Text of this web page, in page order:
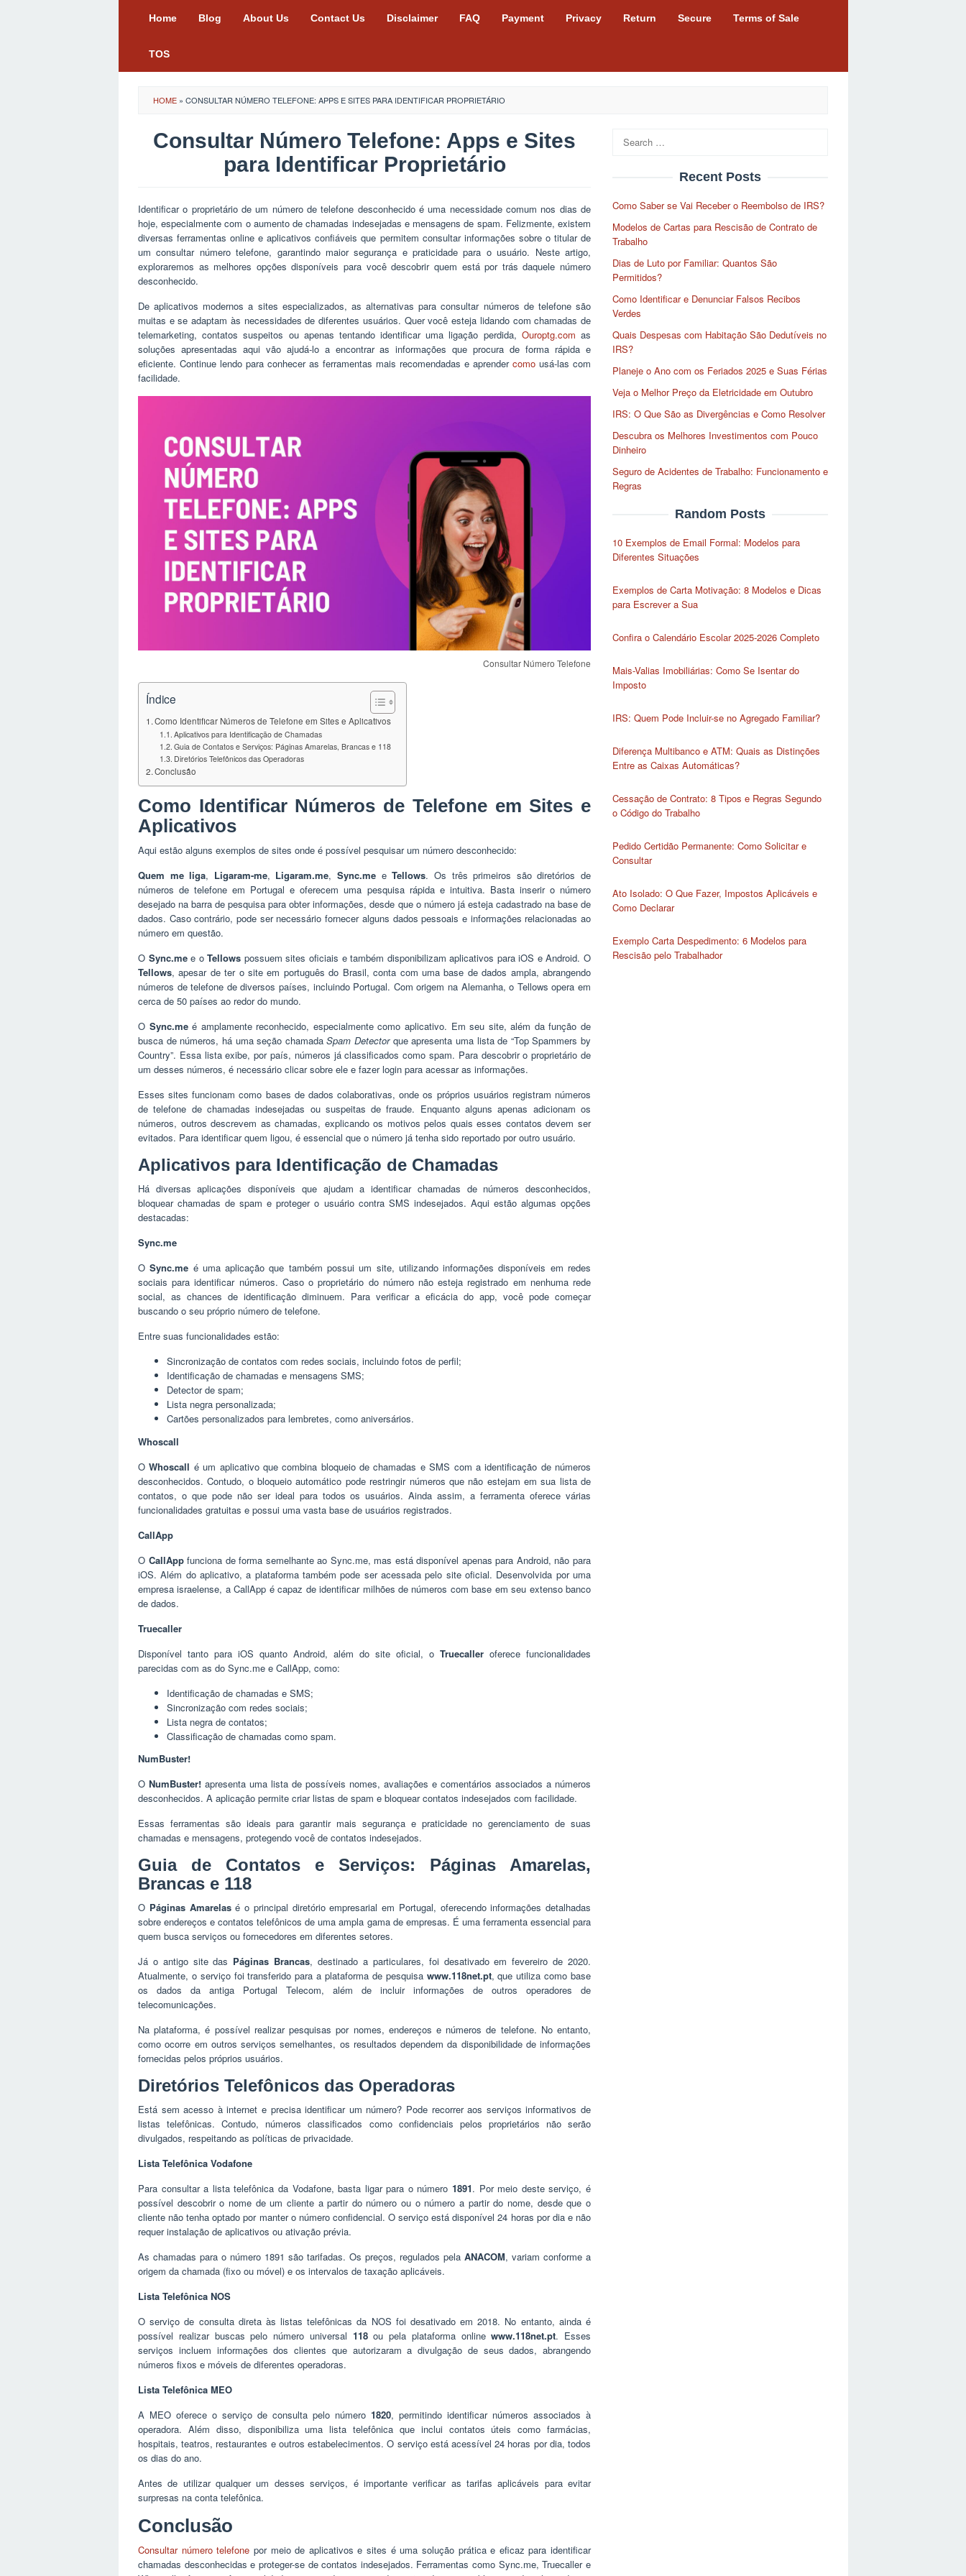
Home Blog About Us Contact Us Disclaimer FAQ Payment Privacy Return Secure Terms of Sale
TOS
HOME » CONSULTAR NÚMERO TELEFONE: APPS E SITES PARA IDENTIFICAR PROPRIETÁRIO
Consultar Número Telefone: Apps e Sites
para Identificar Proprietário
Identificar o proprietário de um número de telefone desconhecido é uma necessidade comum nos dias de
hoje, especialmente com o aumento de chamadas indesejadas e mensagens de spam. Felizmente, existem
diversas ferramentas online e aplicativos confiáveis que permitem consultar informações sobre o titular de
um consultar número telefone, garantindo maior segurança e praticidade para o usuário. Neste artigo,
exploraremos as melhores opções disponíveis para você descobrir quem está por trás daquele número
desconhecido.
De aplicativos modernos a sites especializados, as alternativas para consultar números de telefone são
muitas e se adaptam às necessidades de diferentes usuários. Quer você esteja lidando com chamadas de
telemarketing, contatos suspeitos ou apenas tentando identificar uma ligação perdida, Ouroptg.com as
soluções apresentadas aqui vão ajudá-lo a encontrar as informações que procura de forma rápida e
eficiente. Continue lendo para conhecer as ferramentas mais recomendadas e aprender como usá-las com
facilidade.
Consultar Número Telefone
Índice
Como Identificar Números de Telefone em Sites e Aplicativos
Aplicativos para Identificação de Chamadas
Guia de Contatos e Serviços: Páginas Amarelas, Brancas e 118
Diretórios Telefônicos das Operadoras
Conclusão
Como Identificar Números de Telefone em Sites e
Aplicativos
Aqui estão alguns exemplos de sites onde é possível pesquisar um número desconhecido:
Quem me liga, Ligaram-me, Ligaram.me,Sync.me eTellows. Os três primeiros são diretórios de
números de telefone em Portugal e oferecem uma pesquisa rápida e intuitiva. Basta inserir o número
desejado na barra de pesquisa para obter informações, desde que o número já esteja cadastrado na base de
dados. Caso contrário, pode ser necessário fornecer alguns dados pessoais e informações relacionadas ao
número em questão.
O Sync.mee oTellows possuem sites oficiais e também disponibilizam aplicativos para iOS e Android. O
Tellows, apesar de ter o site em português do Brasil, conta com uma base de dados ampla, abrangendo
números de telefone de diversos países, incluindo Portugal. Com origem na Alemanha, o Tellows opera em
cerca de 50 países ao redor do mundo.
O Sync.meé amplamente reconhecido, especialmente como aplicativo. Em seu site, além da função de
busca de números, há uma seção chamadaSpam Detectorque apresenta uma lista de “Top Spammers by
Country”. Essa lista exibe, por país, números já classificados como spam. Para descobrir o proprietário de
um desses números, é necessário clicar sobre ele e fazer login para acessar as informações.
Esses sites funcionam como bases de dados colaborativas, onde os próprios usuários registram números
de telefone de chamadas indesejadas ou suspeitas de fraude. Enquanto alguns apenas adicionam os
números, outros descrevem as chamadas, explicando os motivos pelos quais esses contatos devem ser
evitados. Para identificar quem ligou, é essencial que o número já tenha sido reportado por outro usuário.
Aplicativos para Identificação de Chamadas
Há diversas aplicações disponíveis que ajudam a identificar chamadas de números desconhecidos,
bloquear chamadas de spam e proteger o usuário contra SMS indesejados. Aqui estão algumas opções
destacadas:
Sync.me
OSync.me é uma aplicação que também possui um site, utilizando informações disponíveis em redes
sociais para identificar números. Caso o proprietário do número não esteja registrado em nenhuma rede
social, as chances de identificação diminuem. Para verificar a eficácia do app, você pode começar
buscando o seu próprio número de telefone.
Entre suas funcionalidades estão:
Sincronização de contatos com redes sociais, incluindo fotos de perfil;
Identificação de chamadas e mensagens SMS;
Detector de spam;
Lista negra personalizada;
Cartões personalizados para lembretes, como aniversários.
Whoscall
OWhoscall é um aplicativo que combina bloqueio de chamadas e SMS com a identificação de números
desconhecidos. Contudo, o bloqueio automático pode restringir números que não estejam em sua lista de
contatos, o que pode não ser ideal para todos os usuários. Ainda assim, a ferramenta oferece várias
funcionalidades gratuitas e possui uma vasta base de usuários registrados.
CallApp
O CallAppfunciona de forma semelhante ao Sync.me, mas está disponível apenas para Android, não para
iOS. Além do aplicativo, a plataforma também pode ser acessada pelo site oficial. Desenvolvida por uma
empresa israelense, a CallApp é capaz de identificar milhões de números com base em seu extenso banco
de dados.
Truecaller
Disponível tanto para iOS quanto Android, além do site oficial, o Truecaller oferece funcionalidades
parecidas com as do Sync.me e CallApp, como:
Identificação de chamadas e SMS;
Sincronização com redes sociais;
Lista negra de contatos;
Classificação de chamadas como spam.
NumBuster!
O NumBuster! apresenta uma lista de possíveis nomes, avaliações e comentários associados a números
desconhecidos. A aplicação permite criar listas de spam e bloquear contatos indesejados com facilidade.
Essas ferramentas são ideais para garantir mais segurança e praticidade no gerenciamento de suas
chamadas e mensagens, protegendo você de contatos indesejados.
Guia de Contatos e Serviços: Páginas Amarelas,
Brancas e 118
O Páginas Amarelasé o principal diretório empresarial em Portugal, oferecendo informações detalhadas
sobre endereços e contatos telefônicos de uma ampla gama de empresas. É uma ferramenta essencial para
quem busca serviços ou fornecedores em diferentes setores.
Já o antigo site das Páginas Brancas, destinado a particulares, foi desativado em fevereiro de 2020.
Atualmente, o serviço foi transferido para a plataforma de pesquisa www.118net.pt, que utiliza como base
os dados da antiga Portugal Telecom, além de incluir informações de outros operadores de
telecomunicações.
Na plataforma, é possível realizar pesquisas por nomes, endereços e números de telefone. No entanto,
como ocorre em outros serviços semelhantes, os resultados dependem da disponibilidade de informações
fornecidas pelos próprios usuários.
Diretórios Telefônicos das Operadoras
Está sem acesso à internet e precisa identificar um número? Pode recorrer aos serviços informativos de
listas telefônicas. Contudo, números classificados como confidenciais pelos proprietários não serão
divulgados, respeitando as políticas de privacidade.
Lista Telefônica Vodafone
Para consultar a lista telefônica da Vodafone, basta ligar para o número1891. Por meio deste serviço, é
possível descobrir o nome de um cliente a partir do número ou o número a partir do nome, desde que o
cliente não tenha optado por manter o número confidencial. O serviço está disponível 24 horas por dia e não
requer instalação de aplicativos ou ativação prévia.
As chamadas para o número 1891 são tarifadas. Os preços, regulados pela ANACOM, variam conforme a
origem da chamada (fixo ou móvel) e os intervalos de taxação aplicáveis.
Lista Telefônica NOS
O serviço de consulta direta às listas telefônicas da NOS foi desativado em 2018. No entanto, ainda é
possível realizar buscas pelo número universal 118ou pela plataforma onlinewww.118net.pt. Esses
serviços incluem informações dos clientes que autorizaram a divulgação de seus dados, abrangendo
números fixos e móveis de diferentes operadoras.
Lista Telefônica MEO
A MEO oferece o serviço de consulta pelo número 1820, permitindo identificar números associados à
operadora. Além disso, disponibiliza uma lista telefônica que inclui contatos úteis como farmácias,
hospitais, teatros, restaurantes e outros estabelecimentos. O serviço está acessível 24 horas por dia, todos
os dias do ano.
Antes de utilizar qualquer um desses serviços, é importante verificar as tarifas aplicáveis para evitar
surpresas na conta telefônica.
Conclusão
Consultar número telefone por meio de aplicativos e sites é uma solução prática e eficaz para identificar
chamadas desconhecidas e proteger-se de contatos indesejados. Ferramentas como Sync.me, Truecaller e
Search
for:
Recent Posts
Como Saber se Vai Receber o Reembolso de IRS?
Modelos de Cartas para Rescisão de Contrato de
Trabalho
Dias de Luto por Familiar: Quantos São
Permitidos?
Como Identificar e Denunciar Falsos Recibos
Verdes
Quais Despesas com Habitação São Dedutíveis no
IRS?
Planeje o Ano com os Feriados 2025 e Suas Férias
Veja o Melhor Preço da Eletricidade em Outubro
IRS: O Que São as Divergências e Como Resolver
Descubra os Melhores Investimentos com Pouco
Dinheiro
Seguro de Acidentes de Trabalho: Funcionamento e
Regras
Random Posts
10 Exemplos de Email Formal: Modelos para
Diferentes Situações
Exemplos de Carta Motivação: 8 Modelos e Dicas
para Escrever a Sua
Confira o Calendário Escolar 2025-2026 Completo
Mais-Valias Imobiliárias: Como Se Isentar do
Imposto
IRS: Quem Pode Incluir-se no Agregado Familiar?
Diferença Multibanco e ATM: Quais as Distinções
Entre as Caixas Automáticas?
Cessação de Contrato: 8 Tipos e Regras Segundo
o Código do Trabalho
Pedido Certidão Permanente: Como Solicitar e
Consultar
Ato Isolado: O Que Fazer, Impostos Aplicáveis e
Como Declarar
Exemplo Carta Despedimento: 6 Modelos para
Rescisão pelo Trabalhador